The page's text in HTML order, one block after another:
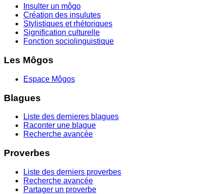
Insulter un môgo
Création des insulutes
Stylistiques et rhétoriques
Signification culturelle
Fonction sociolinguistique
Les Môgos
Espace Môgos
Blagues
Liste des dernieres blagues
Raconter une blague
Recherche avancée
Proverbes
Liste des derniers proverbes
Recherche avancée
Partager un proverbe